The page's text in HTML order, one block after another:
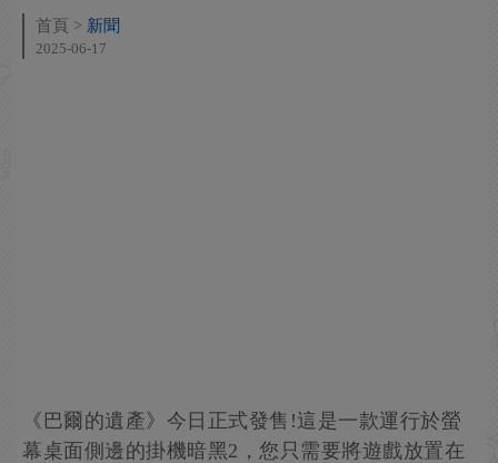
首頁 新聞
2025-06-17
《巴爾的遺產》今日正式發售!這是一款運行於螢
幕桌面側邊的掛機暗黑2，您只需要將遊戲放置在